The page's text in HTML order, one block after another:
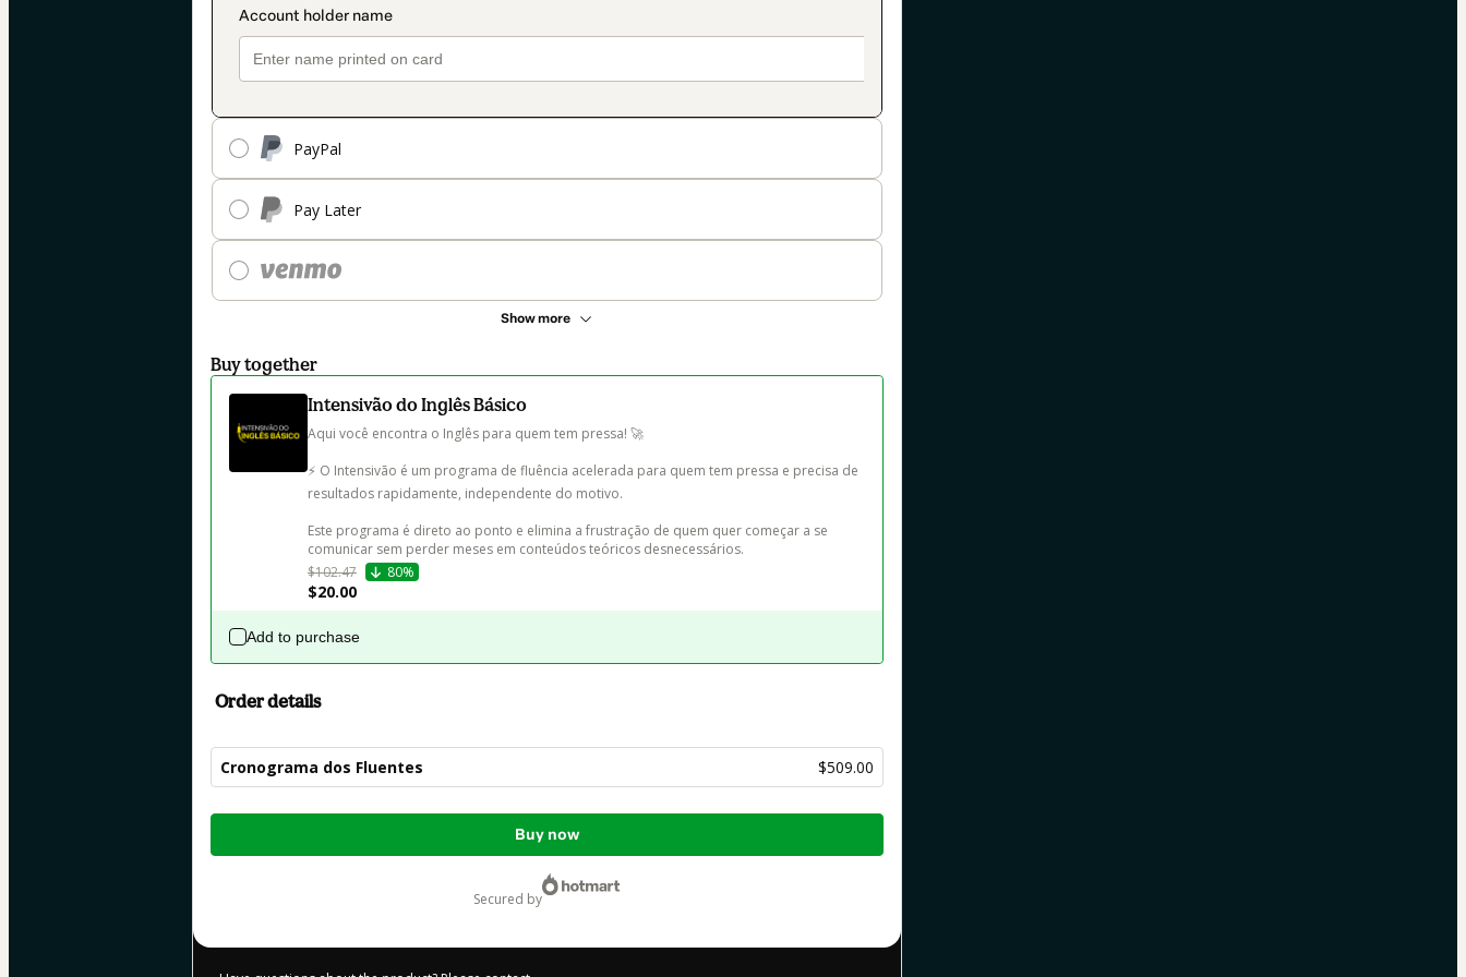
PayPal
Pay Later
Show more
Buy together
Intensivão do Inglês Básico
Aqui você encontra o Inglês para quem tem pressa! 🚀
⚡ O Intensivão é um programa de fluência acelerada para quem tem pressa e precisa de
resultados rapidamente, independente do motivo.
Este programa é direto ao ponto e elimina a frustração de quem quer começar a se
comunicar sem perder meses em conteúdos teóricos desnecessários.
$102.47
80%
$20.00
Add to purchase
Order details
Cronograma dos Fluentes $509.00
Total
Buy now
secured by